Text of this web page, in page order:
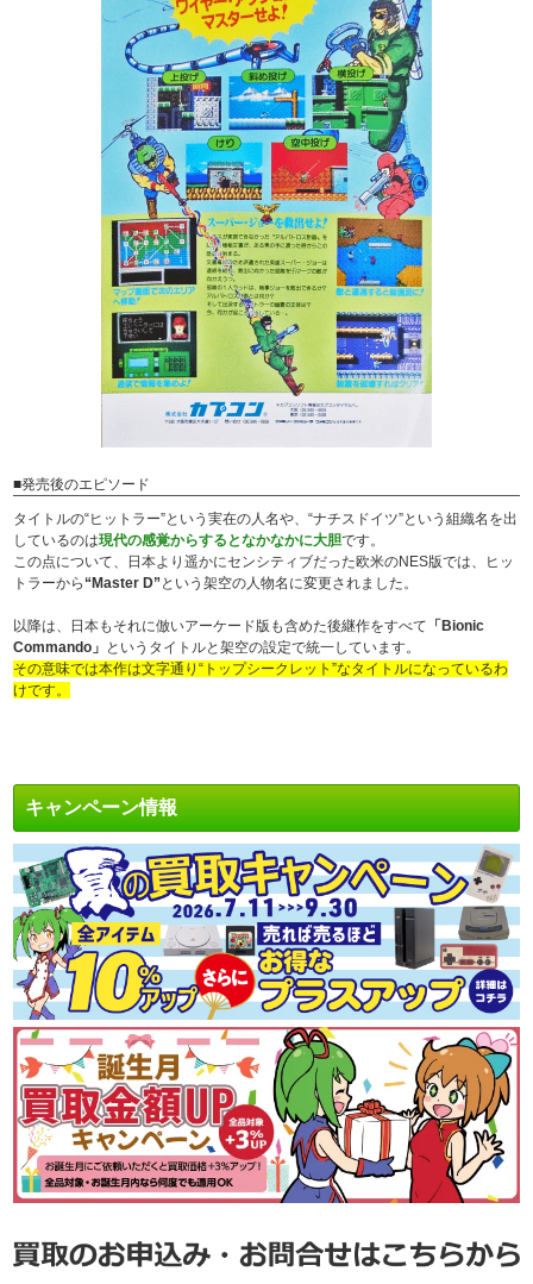
■発売後のエピソード
タイトルの“ヒットラー”という実在の人名や、“ナチスドイツ”という組織名を出
しているのは現代の感覚からするとなかなかに大胆です。
この点について、日本より遥かにセンシティブだった欧米のNES版では、ヒッ
トラーから “Master D” という架空の人物名に変更されました。
以降は、日本もそれに倣いアーケード版も含めた後継作をすべて 「Bionic
Commando」 というタイトルと架空の設定で統一しています。
その意味では本作は文字通り“トップシークレット”なタイトルになっているわ
けです。
キャンペーン情報